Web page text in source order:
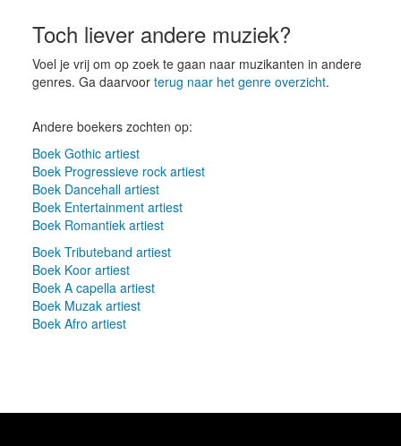
Toch liever andere muziek?
Voel je vrij om op zoek te gaan naar muzikanten in andere
genres. Ga daarvoor terug naar het genre overzicht.
Andere boekers zochten op:
Boek Gothic artiest
Boek Progressieve rock artiest
Boek Dancehall artiest
Boek Entertainment artiest
Boek Romantiek artiest
Boek Tributeband artiest
Boek Koor artiest
Boek A capella artiest
Boek Muzak artiest
Boek Afro artiest